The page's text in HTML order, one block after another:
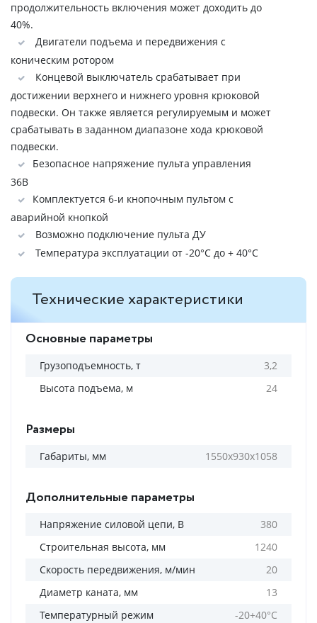
продолжительность включения может доходить до
40%.
Двигатели подъема и передвижения с
коническим ротором
Концевой выключатель срабатывает при
достижении верхнего и нижнего уровня крюковой
подвески. Он также является регулируемым и может
срабатывать в заданном диапазоне хода крюковой
подвески.
Безопасное напряжение пульта управления
36В
Комплектуется 6-и кнопочным пультом с
аварийной кнопкой
Возможно подключение пульта ДУ
Температура эксплуатации от -20°C до + 40°C
Технические характеристики
Основные параметры
Грузоподъемность, т
3,2
Высота подъема, м
24
Размеры
Габариты, мм 1550х930х1058
Дополнительные параметры
Напряжение силовой цепи, В
380
Строительная высота, мм
1240
Скорость передвижения, м/мин
20
Диаметр каната, мм
13
Температурный режим
-20+40°С